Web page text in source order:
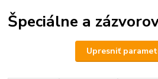
Špeciálne a
Upresniť